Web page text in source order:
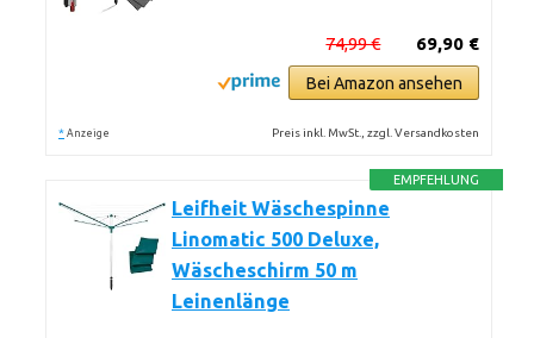
69,90 €
74,99 €
Bei Amazon ansehen
* Anzeige Preis inkl. MwSt., zzgl. Versandkosten
EMPFEHLUNG
Leifheit Wäschespinne
Linomatic 500 Deluxe,
Wäscheschirm 50 m
Leinenlänge